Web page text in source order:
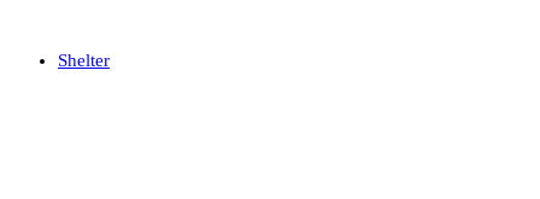
Shelter